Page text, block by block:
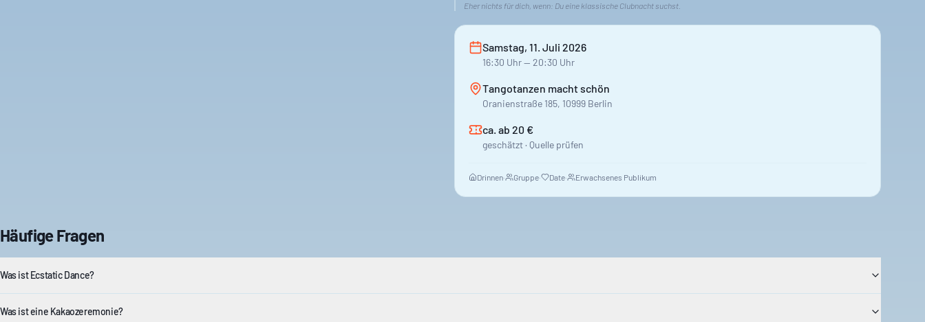
Eher nichts für dich, wenn: Du eine klassische Clubnacht suchst.
Samstag, 11. Juli 2026
16:30 Uhr— 20:30 Uhr
Tangotanzen macht schön
Oranienstraße 185, 10999 Berlin
ca. ab 20 €
geschätzt · Quelle prüfen
Drinnen· Gruppe· Date· Erwachsenes Publikum
Häufige Fragen
Was ist Ecstatic Dance?
Was ist eine Kakaozeremonie?